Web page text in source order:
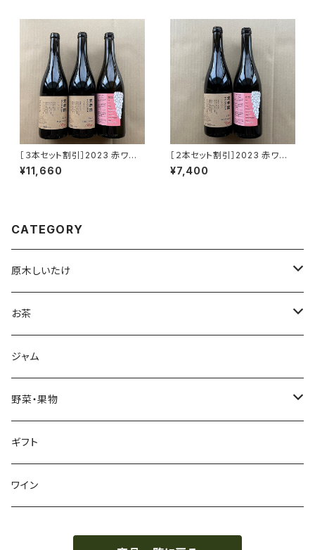
［３本セット割引］2023 赤ワイ
ン ピノ・ノワール100％ 2
本 と 2022 ロゼ １本
¥11,660
［２本セット割引］2023 赤ワイ
ン ピノ・ノワール100％ １
本 と 2022 ロゼ １本
¥7,400
CATEGORY
原木しいたけ
生しいたけ
干し椎茸
加工品
お茶
深蒸し茶
リーフ
ハーブティ
ティーバッグ
リーフ
加工品
くき茶
ジャム
野菜・果物
野菜
芋類
果物
ギフト
ワイン